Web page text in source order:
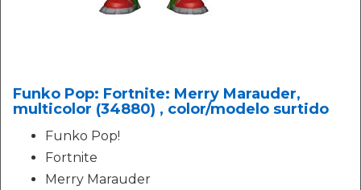
Funko Pop: Fortnite: Merry Marauder,
multicolor (34880) , color/modelo surtido
Funko Pop!
Fortnite
Merry Marauder